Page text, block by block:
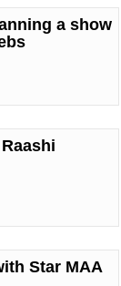
a show
Star MAA